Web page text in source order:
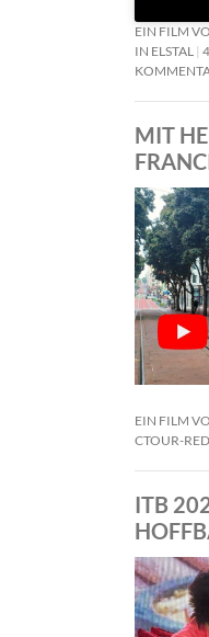
EIN FILM
IN ELSTAL
MIT
EIN FILM
CTOUR-
ITB